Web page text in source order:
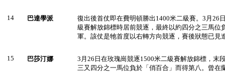
14 巴達學派
復出後首仗即在費明頓勝出1400米二級賽。3月26
級賽解放錦標時居前競逐，最終以約四分之三馬位
軍。該仗是牠首度以右轉方向競逐，賽後狀態已見
15 巴莎汀娜
3月26日在玫瑰崗競逐1500米二級賽解放錦標，末
三又四分之一馬位負於「俏百合」而得第八。曾在